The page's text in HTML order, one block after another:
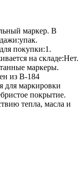
маркер. В
покупки:1.
на складе:Нет.
маркеры.
из B-184
для маркировки
покрытие.
тепла, масла и